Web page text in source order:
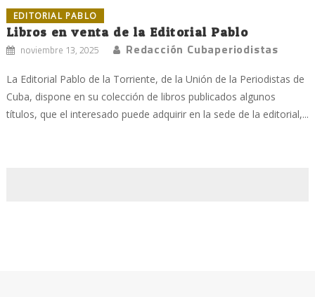
EDITORIAL PABLO
Libros en venta de la Editorial Pablo
noviembre 13, 2025 Redacción Cubaperiodistas
La Editorial Pablo de la Torriente, de la Unión de la Periodistas de
Cuba, dispone en su colección de libros publicados algunos
títulos, que el interesado puede adquirir en la sede de la editorial,...